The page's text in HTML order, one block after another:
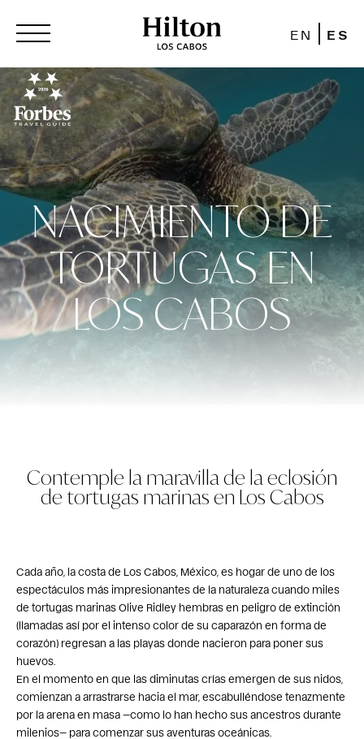
EN ES
NACIMIENTO DE
TORTUGAS EN
LOS CABOS
Contemple la maravilla de la eclosión
de tortugas marinas en Los Cabos
Cada año, la costa de Los Cabos, México, es hogar de uno de los
espectáculos más impresionantes de la naturaleza cuando miles
de tortugas marinas Olive Ridley hembras en peligro de extinción
(llamadas así por el intenso color de su caparazón en forma de
corazón) regresan a las playas donde nacieron para poner sus
huevos.
En el momento en que las diminutas crías emergen de sus nidos,
comienzan a arrastrarse hacia el mar, escabulléndose tenazmente
por la arena en masa —como lo han hecho sus ancestros durante
milenios— para comenzar sus aventuras oceánicas.